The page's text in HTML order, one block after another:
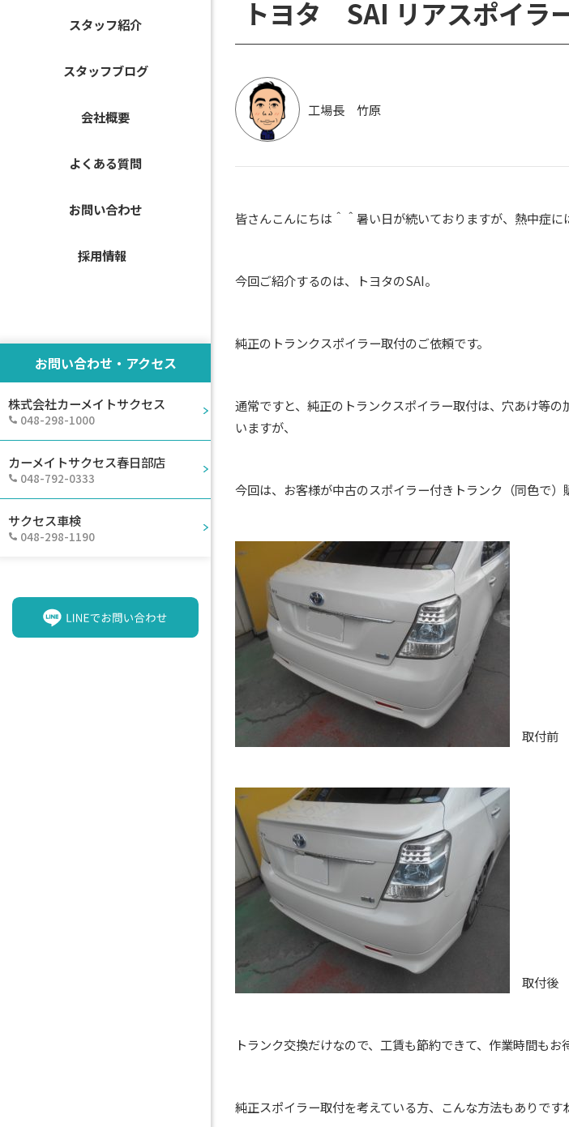
スタッフ紹介
スタッフブログ
会社概要
よくある質問
お問い合わせ
採用情報
お問い合わせ・アクセス
株式会社カーメイトサクセス
048-298-1000
カーメイトサクセス春日部店
048-792-0333
サクセス車検
048-298-1190
トヨタ SAI リアスポイラ
工場長 竹原
皆さんこんにちは＾＾暑い日が続いておりますが、熱中症に
今回ご紹介するのは、トヨタのSAI。
純正のトランクスポイラー取付のご依頼です。
通常ですと、純正のトランクスポイラー取付は、穴あけ等
いますが、
今回は、お客様が中古のスポイラー付きトランク（同色で）
取付前
取付後
トランク交換だけなので、工賃も節約できて、作業時間もお
純正スポイラー取付を考えている方、こんな方法もありです